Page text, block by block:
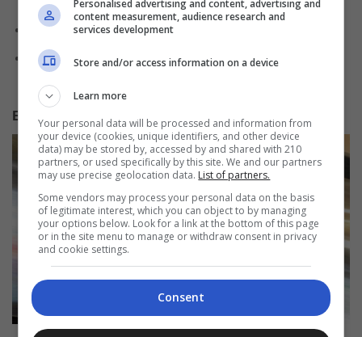
Desempenhar determinados dispositivos;
Registrar entrada e saída de produtos e materiais dentro
do armazém da empresa.
Benefícios que um Jovem Aprendiz recebe
Personalised advertising and content, advertising and
content measurement, audience research and
services development
Store and/or access information on a device
Learn more
Your personal data will be processed and information from
your device (cookies, unique identifiers, and other device
data) may be stored by, accessed by and shared with 210
partners, or used specifically by this site. We and our partners
may use precise geolocation data. List of partners.
Some vendors may process your personal data on the basis
of legitimate interest, which you can object to by managing
your options below. Look for a link at the bottom of this page
or in the site menu to manage or withdraw consent in privacy
and cookie settings.
Consent